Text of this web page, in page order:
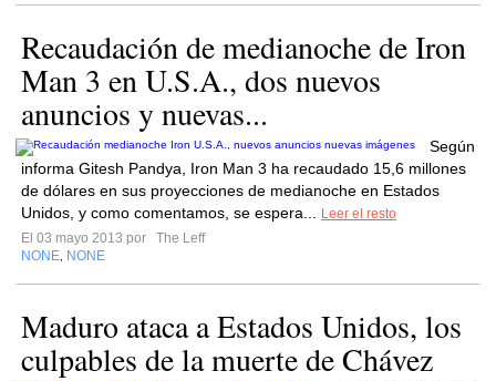
Recaudación de medianoche de Iron
Man 3 en U.S.A., dos nuevos
anuncios y nuevas...
Según
informa Gitesh Pandya, Iron Man 3 ha recaudado 15,6 millones
de dólares en sus proyecciones de medianoche en Estados
Unidos, y como comentamos, se espera...
Leer el resto
El 03 mayo 2013 por
The Leff
NONE NONE
Maduro ataca a Estados Unidos, los
culpables de la muerte de Chávez